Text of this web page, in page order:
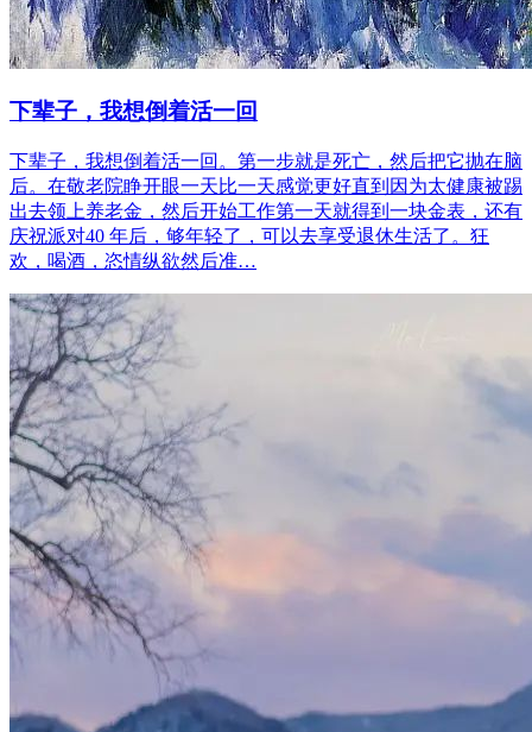
下辈子，我想倒着活一回
下辈子，我想倒着活一回。第一步就是死亡，然后把它抛在脑
后。在敬老院睁开眼一天比一天感觉更好直到因为太健康被踢
出去领上养老金，然后开始工作第一天就得到一块金表，还有
庆祝派对40 年后，够年轻了，可以去享受退休生活了。狂
欢，喝酒，恣情纵欲然后准…